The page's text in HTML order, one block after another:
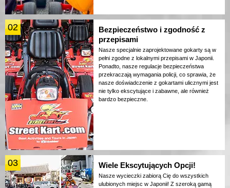
02
Bezpieczeństwo i zgodność z
przepisami
Nasze specjalnie zaprojektowane gokarty są w
pełni zgodne z lokalnymi przepisami w Japonii.
Ponadto, nasze regulacje bezpieczeństwa
przekraczają wymagania policji, co sprawia, że
nasze doświadczenie z gokartami ulicznymi jest
nie tylko ekscytujące i zabawne, ale również
bardzo bezpieczne.
03 Wiele Ekscytujących Opcji!
Nasze wycieczki zabiorą Cię do wszystkich
ulubionych miejsc w Japonii! Z szeroką gamą